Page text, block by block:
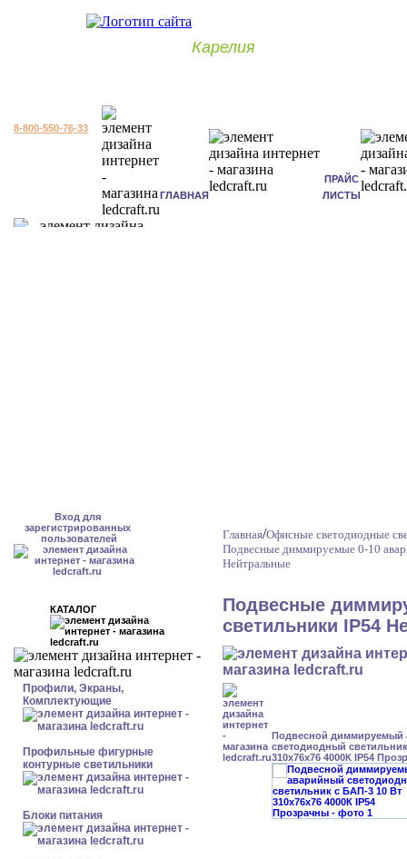
Карелия
8-800-550-76-33
ГЛАВНАЯ
ПРАЙС
ЛИСТЫ
Вход для
зарегистрированных
пользователей
КАТАЛОГ
Профили, Экраны,
Комплектующие
Профильные фигурные
контурные светильники
Блоки питания
Главная/Офисные светодиодные
Подвесные диммируемые 0-10
Нейтральные
Подвесные
светильники IP54
Подвесной диммируемый
светодиодный
310x76x76 4000К IP54